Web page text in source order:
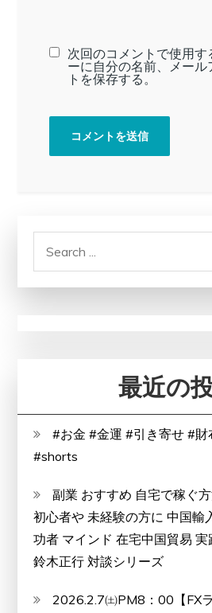
次回のコメントで使用
ーに自分の名前、メール
トを保存する。
最近の
#お金 #金運 #引き寄せ #財
#shorts
副業 おすすめ 自宅で稼ぐ
初心者や 未経験の方に 中国輸
功者 マインド 在宅中国貿易
鈴木正行 対談シリーズ
2026.2.7㈯PM8：00【FX